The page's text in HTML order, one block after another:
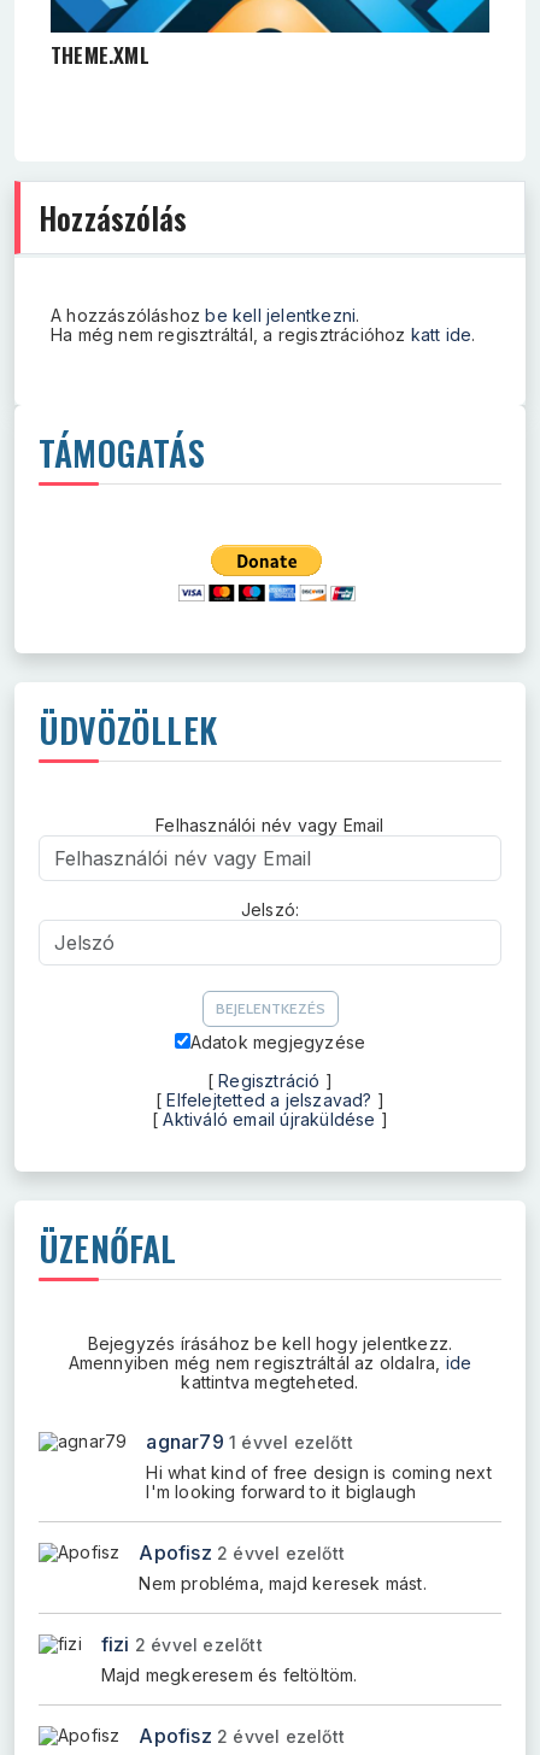
THEME.XML
Hozzászólás
A hozzászóláshozbe kell jelentkezni.
Ha még nem regisztráltál, a regisztrációhoz katt ide.
TÁMOGATÁS
ÜDVÖZÖLLEK
Felhasználói név vagy Email
Felhasználói név vagy Email
Jelszó:
Jelszó
Adatok megjegyzése
[Regisztráció ]
[Elfelejtetted a jelszavad? ]
[Aktiváló email újraküldése ]
ÜZENŐFAL
Bejegyzés írásához be kell hogy jelentkezz.
Amennyiben még nem regisztráltál az oldalra, ide
kattintva megteheted.
agnar79 1 évvel ezelőtt
Hi what kind of free design is coming next
I'm looking forward to it biglaugh
Apofisz 2 évvel ezelőtt
Nem probléma, majd keresek mást.
fizi 2 évvel ezelőtt
Majd megkeresem és feltöltöm.
Apofisz 2 évvel ezelőtt